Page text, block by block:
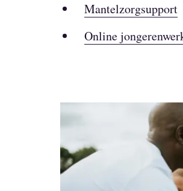
Mantelzorgsupport
Online